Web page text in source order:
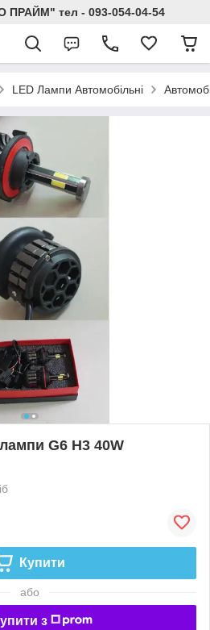
ПРАЙМ" тел - 093-054-04-54
LED Лампи Автомобільні
G6 H3 40W
Купити
або
з